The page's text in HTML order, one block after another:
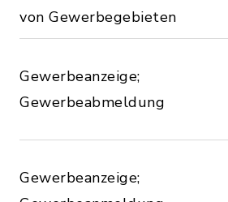
von Gewerbegebieten
Gewerbeanzeige;
Gewerbeabmeldung
Gewerbeanzeige;